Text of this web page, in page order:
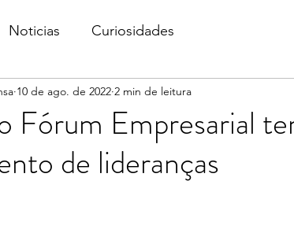
Noticias Curiosidades
Fórum Empresarial
de lideranças
10 de ago. de 2022 2 min de leitura